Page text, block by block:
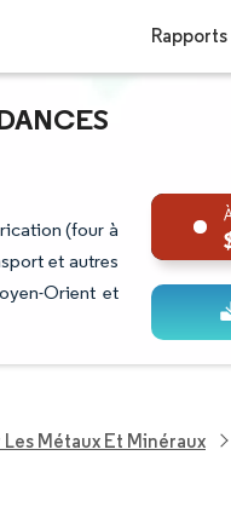
Rapports
(four à
et autres
Orient et
Les Métaux Et Minéraux